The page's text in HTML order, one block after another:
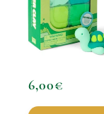
6,00€